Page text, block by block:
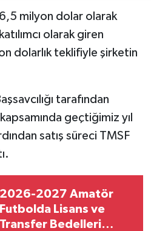
milyon dolar olarak
olarak giren
dolarlık teklifiyle şirketin
tarafından
geçtiğimiz yıl
satış süreci TMSF
2026-2027 Amatör
Futbolda Lisans ve
Transfer Bedelleri